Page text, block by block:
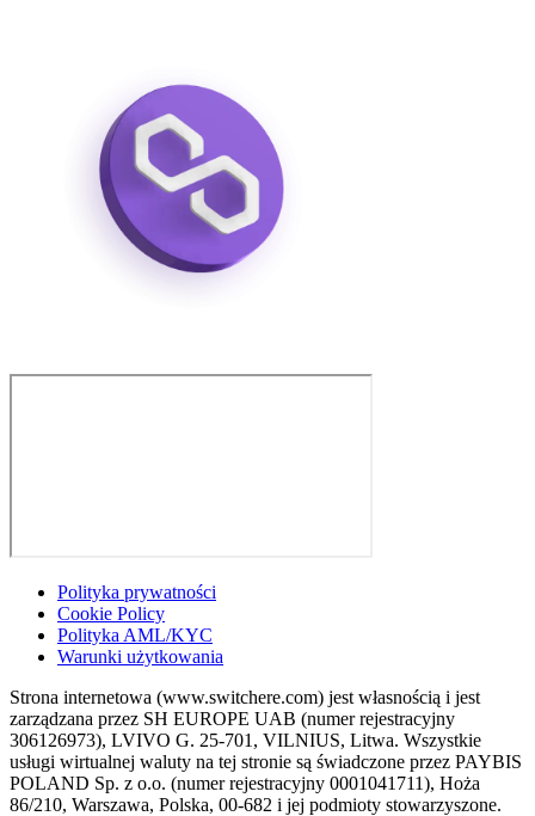
Polityka prywatności
Cookie Policy
Polityka AML/KYC
Warunki użytkowania
Strona internetowa (www.switchere.com) jest własnością i jest
zarządzana przez SH EUROPE UAB (numer rejestracyjny
306126973), LVIVO G. 25-701, VILNIUS, Litwa. Wszystkie
usługi wirtualnej waluty na tej stronie są świadczone przez PAYBIS
POLAND Sp. z o.o. (numer rejestracyjny 0001041711), Hoża
86/210, Warszawa, Polska, 00-682 i jej podmioty stowarzyszone.